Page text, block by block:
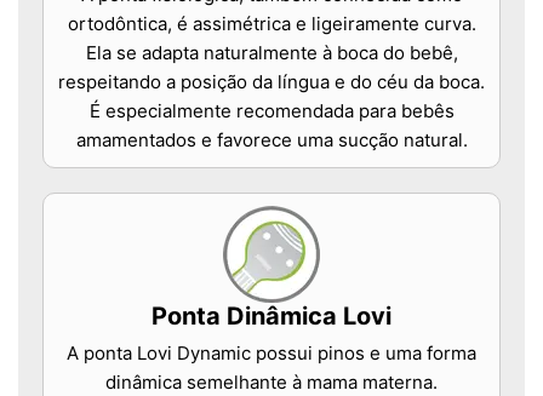
ortodôntica, é assimétrica e ligeiramente curva.
Ela se adapta naturalmente à boca do bebê,
respeitando a posição da língua e do céu da boca.
É especialmente recomendada para bebês
amamentados e favorece uma sucção natural.
Ponta Dinâmica Lovi
A ponta Lovi Dynamic possui pinos e uma forma
dinâmica semelhante à mama materna.